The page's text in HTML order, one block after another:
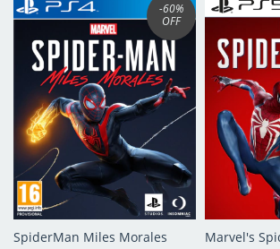
-60%
OFF
SpiderMan Miles Morales
Marvel's